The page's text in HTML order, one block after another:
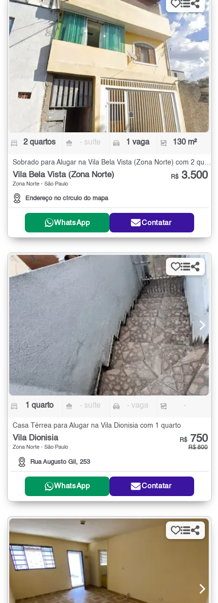
2 quartos - suíte 1 vaga 130 m²
Sobrado para Alugar na Vila Bela Vista (Zona Norte) com 2 quartos - 130 m²
Vila Bela Vista (Zona Norte)
Zona Norte - São Paulo
Endereço no círculo do mapa
R$ 3.500
WhatsApp Contatar
1 quarto - suíte - vaga -
Casa Térrea para Alugar na Vila Dionisia com 1 quarto
Vila Dionisia
Zona Norte - São Paulo
Rua Augusto Gil, 253
R$ 750
R$ 800
WhatsApp Contatar